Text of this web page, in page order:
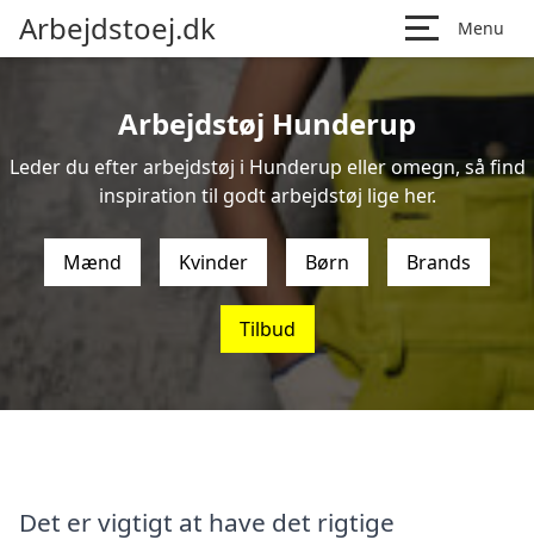
Arbejdstoej.dk Menu
Arbejdstøj Hunderup
Leder du efter arbejdstøj i Hunderup eller omegn, så find
inspiration til godt arbejdstøj lige her.
Mænd Kvinder Børn Brands
Tilbud
Det er vigtigt at have det rigtige